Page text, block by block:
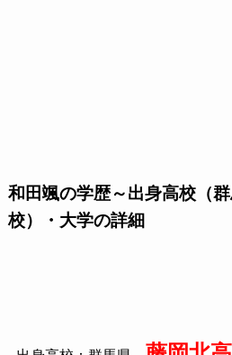
和田颯の学歴～出身高校（
校）・大学の詳細